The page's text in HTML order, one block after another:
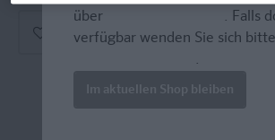
über
. Falls
verfügbar wenden Sie sich
.
Im aktuellen Shop bleiben